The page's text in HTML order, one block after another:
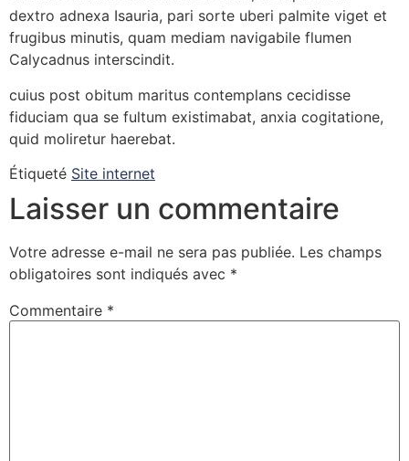
dextro adnexa Isauria, pari sorte uberi palmite viget et
frugibus minutis, quam mediam navigabile flumen
Calycadnus interscindit.
cuius post obitum maritus contemplans cecidisse
fiduciam qua se fultum existimabat, anxia cogitatione,
quid moliretur haerebat.
Étiqueté Site internet
Laisser un commentaire
Votre adresse e-mail ne sera pas publiée. Les champs
obligatoires sont indiqués avec *
Commentaire *